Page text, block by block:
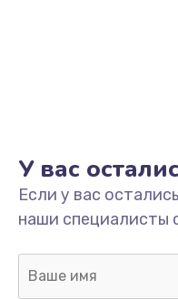
У вас
Если у вас
наши специалисты